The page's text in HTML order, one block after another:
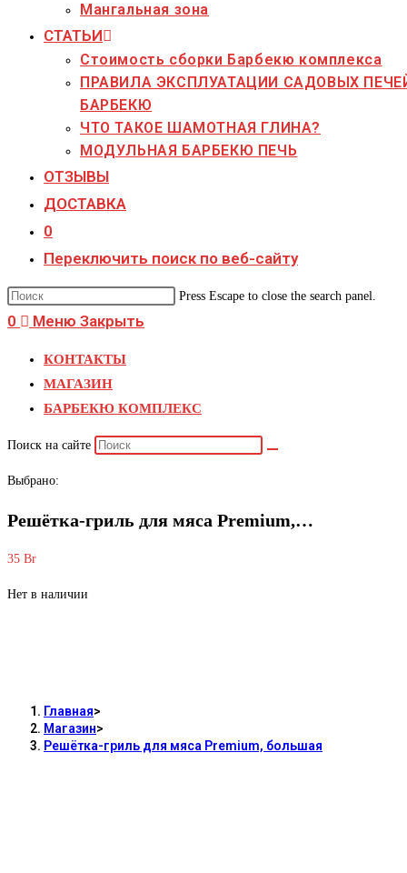
Мангальная зона
СТАТЬИ
Стоимость сборки Барбекю комплекса
ПРАВИЛА ЭКСПЛУАТАЦИИ САДОВЫХ
БАРБЕКЮ
ЧТО ТАКОЕ ШАМОТНАЯ ГЛИНА?
МОДУЛЬНАЯ БАРБЕКЮ ПЕЧЬ
ОТЗЫВЫ
ДОСТАВКА
0
Переключить поиск по веб-сайту
Press Escape to close the search panel.
0 Меню Закрыть
КОНТАКТЫ
МАГАЗИН
БАРБЕКЮ КОМПЛЕКС
Поиск на сайте
Выбрано:
Решётка-гриль для мяса Premium,…
35 Br
Нет в наличии
Главная>
Магазин>
Решётка-гриль для мяса Premium, большая